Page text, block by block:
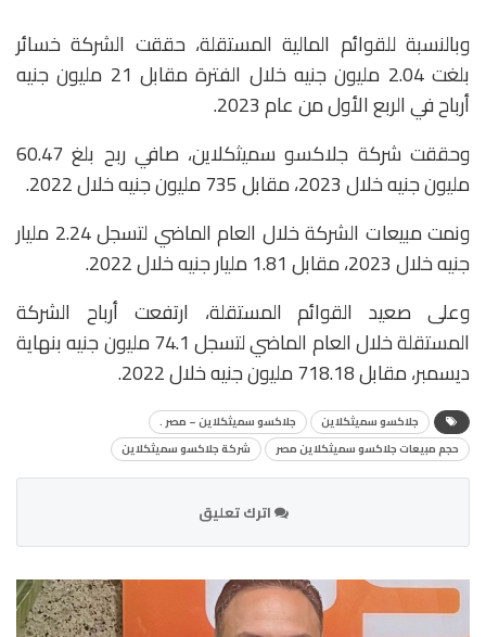
وبالنسبة للقوائم المالية المستقلة، حققت الشركة خسائر
بلغت 2.04 مليون جنيه خلال الفترة مقابل 21 مليون جنيه
أرباح في الربع الأول من عام 2023.
وحققت شركة جلاكسو سميثكلاين، صافي ربح بلغ 60.47
مليون جنيه خلال 2023، مقابل 735 مليون جنيه خلال 2022.
ونمت مبيعات الشركة خلال العام الماضي لتسجل 2.24 مليار
جنيه خلال 2023، مقابل 1.81 مليار جنيه خلال 2022.
وعلى صعيد القوائم المستقلة، ارتفعت أرباح الشركة
المستقلة خلال العام الماضي لتسجل 74.1 مليون جنيه بنهاية
ديسمبر، مقابل 718.18 مليون جنيه خلال 2022.
جلاكسو سميثكلاين
جلاكسو سميثكلاين – مصر .
حجم مبيعات جلاكسو سميثكلاين مصر
شركة جلاكسو سميثكلاين
اترك تعليق